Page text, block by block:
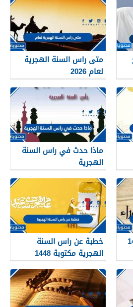
متى راس السنة الهجرية
لعام 2026
ماذا حدث في راس السنة
الهجرية
خطبة عن راس السنة
الهجرية مكتوبة 1448